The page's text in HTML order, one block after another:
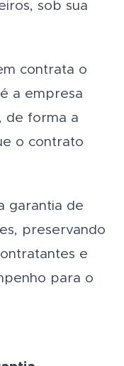
sob sua
contrata o
a empresa
de forma a
o contrato
garantia de
preservando
e
para o